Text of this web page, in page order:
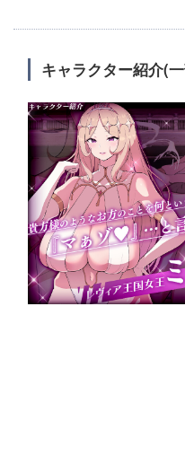
キャラクター紹介(